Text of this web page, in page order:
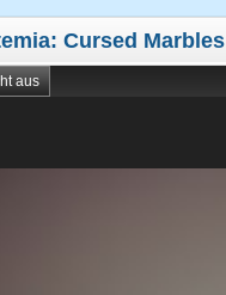
Cursed Marbles
aus